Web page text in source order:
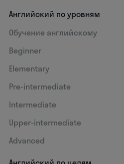
Английский по уровням
Обучение английскому
Beginner
Elementary
Pre-intermediate
Intermediate
Upper-intermediate
Advanced